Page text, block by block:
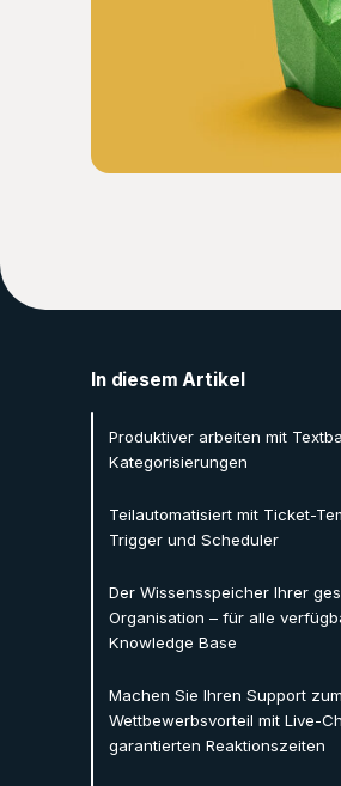
In diesem Artikel
Produktiver arbeiten mit
Kategorisierungen
Teilautomatisiert mit Ticket-
Trigger und Scheduler
Der Wissensspeicher Ihrer
Organisation – für alle
Knowledge Base
Machen Sie Ihren Support zum
Wettbewerbsvorteil mit Live-
garantierten Reaktionszeiten